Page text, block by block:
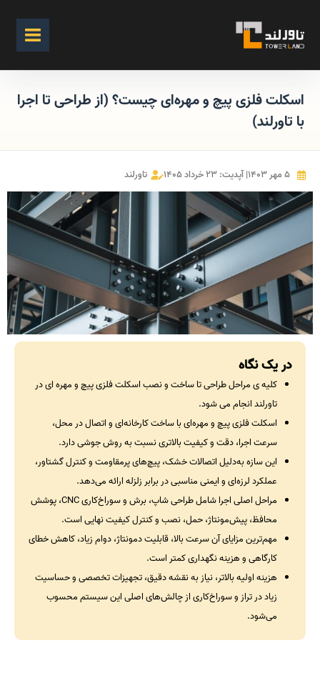
اسکلت فلزی پیچ و مهره‌ای چیست؟ (از طراحی تا اجرا
با تاورلند)
۵ مهر ۱۴۰۳ | آپدیت: ۲۳ خرداد ۱۴۰۵ تاورلند
در یک نگاه
کلیه ی مراحل طراحی تا ساخت و نصب اسکلت فلزی پیچ و مهره ای در
تاورلند انجام می شود.
اسکلت فلزی پیچ و مهره‌ای با ساخت کارخانه‌ای و اتصال در محل،
سرعت اجرا، دقت و کیفیت بالاتری نسبت به روش جوشی دارد.
این سازه به‌دلیل اتصالات خشک، پیچ‌های پرمقاومت و کنترل گشتاور،
عملکرد لرزه‌ای و ایمنی مناسبی در برابر زلزله ارائه می‌دهد.
مراحل اصلی اجرا شامل طراحی شاپ، برش و سوراخ‌کاری CNC، پوشش
محافظ، پیش‌مونتاژ، حمل، نصب و کنترل کیفیت نهایی است.
مهم‌ترین مزایای آن سرعت بالا، قابلیت دمونتاژ، دوام زیاد، کاهش خطای
کارگاهی و هزینه نگهداری کمتر است.
هزینه اولیه بالاتر، نیاز به نقشه دقیق، تجهیزات تخصصی و حساسیت
زیاد در تراز و سوراخ‌کاری از چالش‌های اصلی این سیستم محسوب
می‌شود.